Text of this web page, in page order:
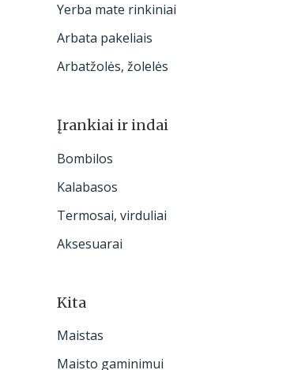
Yerba mate rinkiniai
Arbata pakeliais
Arbatžolės, žolelės
Įrankiai ir indai
Bombilos
Kalabasos
Termosai, virduliai
Aksesuarai
Kita
Maistas
Maisto gaminimui